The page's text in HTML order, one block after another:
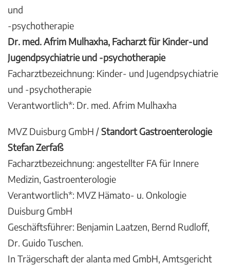
und
-psychotherapie
Dr. med. Afrim Mulhaxha, Facharzt für Kinder-und
Jugendpsychiatrie und -psychotherapie
Facharztbezeichnung: Kinder- und Jugendpsychiatrie
und -psychotherapie
Verantwortlich*: Dr. med. Afrim Mulhaxha
MVZ Duisburg GmbH /Standort Gastroenterologie
Stefan Zerfaß
Facharztbezeichnung: angestellter FA für Innere
Medizin, Gastroenterologie
Verantwortlich*: MVZ Hämato- u. Onkologie
Duisburg GmbH
Geschäftsführer: Benjamin Laatzen, Bernd Rudloff,
Dr. Guido Tuschen.
In Trägerschaft der alanta med GmbH, Amtsgericht